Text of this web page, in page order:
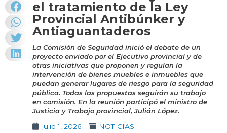
el tratamiento de la Ley
Provincial Antibúnker y
Antiaguantaderos
La Comisión de Seguridad inició el debate de un
proyecto enviado por el Ejecutivo provincial y de
otras iniciativas que proponen y regulan la
intervención de bienes muebles e inmuebles que
puedan generar lugares de riesgo para la seguridad
pública. Todas las propuestas seguirán su trabajo
en comisión. En la reunión participó el ministro de
Justicia y Trabajo provincial, Julián López.
julio 1, 2026
NOTICIAS